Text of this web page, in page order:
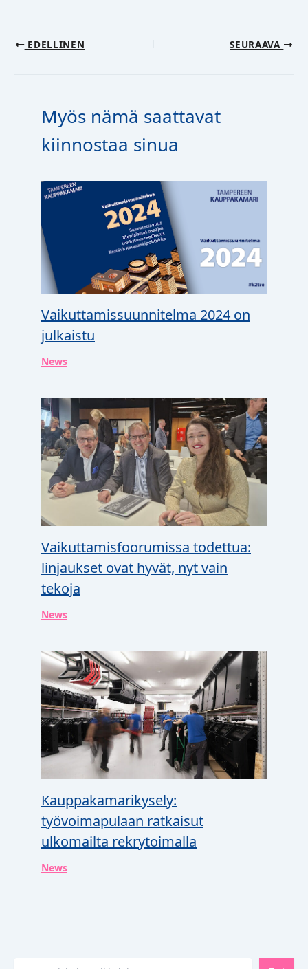
EDELLINEN SEURAAVA
Myös nämä saattavat
kiinnostaa sinua
Vaikuttamissuunnitelma 2024 on
julkaistu
News
Vaikuttamisfoorumissa todettua:
linjaukset ovat hyvät, nyt vain
tekoja
News
Kauppakamarikysely:
työvoimapulaan ratkaisut
ulkomailta rekrytoimalla
News